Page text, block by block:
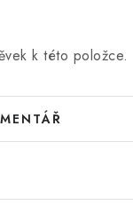
k této položce.